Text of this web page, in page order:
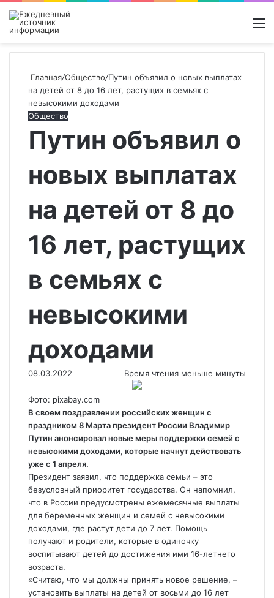
Поиск
Switch
Главная/Общество/Путин объявил о новых выплатах
на детей от 8 до 16 лет, растущих в семьях с
невысокими доходами
Общество
Путин объявил о
новых выплатах
на детей от 8 до
16 лет, растущих
в семьях с
невысокими
доходами
08.03.2022 Время чтения меньше минуты
Фото: pixabay.com
В своем поздравлении российских женщин с
праздником 8 Марта президент России Владимир
Путин анонсировал новые меры поддержки семей с
невысокими доходами, которые начнут действовать
уже с 1 апреля.
Президент заявил, что поддержка семьи – это
безусловный приоритет государства. Он напомнил,
что в России предусмотрены ежемесячные выплаты
для беременных женщин и семей с невысокими
доходами, где растут дети до 7 лет. Помощь
получают и родители, которые в одиночку
воспитывают детей до достижения ими 16-летнего
возраста.
«Считаю, что мы должны принять новое решение, –
установить выплаты на детей от восьми до 16 лет